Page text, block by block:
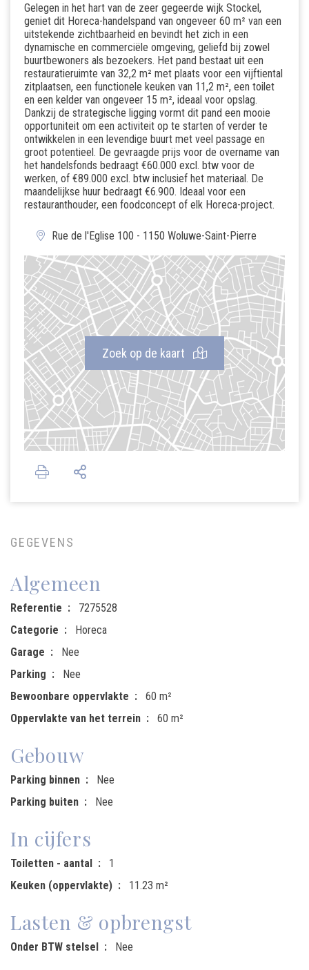
Gelegen in het hart van de zeer gegeerde wijk Stockel,
geniet dit Horeca-handelspand van ongeveer 60 m² van een
uitstekende zichtbaarheid en bevindt het zich in een
dynamische en commerciële omgeving, geliefd bij zowel
buurtbewoners als bezoekers. Het pand bestaat uit een
restauratieruimte van 32,2 m² met plaats voor een vijftiental
zitplaatsen, een functionele keuken van 11,2 m², een toilet
en een kelder van ongeveer 15 m², ideaal voor opslag.
Dankzij de strategische ligging vormt dit pand een mooie
opportuniteit om een activiteit op te starten of verder te
ontwikkelen in een levendige buurt met veel passage en
groot potentieel. De gevraagde prijs voor de overname van
het handelsfonds bedraagt €60.000 excl. btw voor de
werken, of €89.000 excl. btw inclusief het materiaal. De
maandelijkse huur bedraagt €6.900. Ideaal voor een
restauranthouder, een foodconcept of elk Horeca-project.
Rue de l'Eglise 100 - 1150 Woluwe-Saint-Pierre
Zoek op de kaart
GEGEVENS
Algemeen
Referentie
7275528
Categorie
Horeca
Garage
Nee
Parking
Nee
Bewoonbare oppervlakte
60 m²
Oppervlakte van het terrein
60 m²
Gebouw
Parking binnen
Nee
Parking buiten
Nee
In cijfers
Toiletten - aantal
1
Keuken (oppervlakte)
11.23 m²
Lasten & opbrengst
Onder BTW stelsel Nee